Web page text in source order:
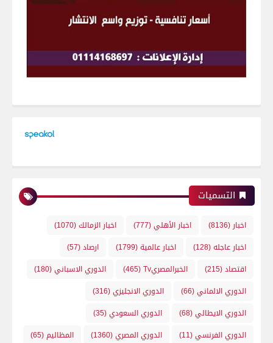
التسميات
اخبار (8136) اخبار الأهلي(777) اخبار الزمالك(1070)
اخبار عاجله(128) اخبار عالمية(1799) ارصاد(57)
اقتصاد(215) الخبرالمصريTv (465) الدوري الاسباني(180)
الدوري الالماني(66) الدوري الانجليزي(316)
الدوري الايطالي(68) الدوري السعودي(35)
الدوري الفرنسي(11) الدوري المصري(1360) المظاليم(65)